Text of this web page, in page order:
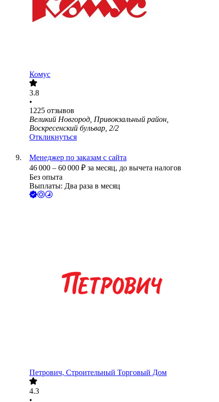
Комус
3.8
•
1225 отзывов
Великий Новгород, Привокзальный район,
Воскресенский бульвар, 2/2
Откликнуться
Менеджер по заказам с сайта
46 000 – 60 000 ₽ за месяц, до вычета налогов
Без опыта
Выплаты: Два раза в месяц
Петрович, Строительный Торговый Дом
4.3
•